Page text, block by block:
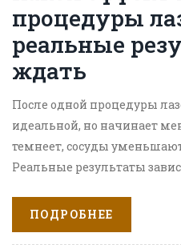
процедуры
реальные
ждать
После одной процедуры
идеальной, но начинает
темнеет, сосуды
Реальные результаты
ПОДРОБНЕЕ